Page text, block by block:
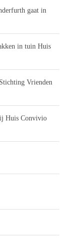
gaat in
in tuin Huis
Vrienden
Huis Convivio